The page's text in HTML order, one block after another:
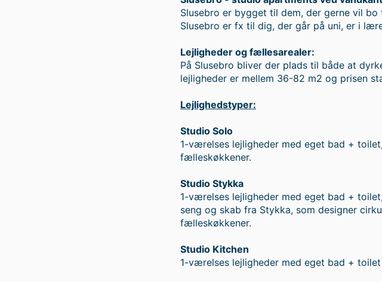
Slusebro er bygget til dem, der gerne vil
Slusebro er fx til dig, der går på uni, er i
Lejligheder og fællesarealer:
På Slusebro bliver der plads til både at
lejligheder er mellem 36-82 m2 og prisen
Lejlighedstyper:
Studio Solo
1-værelses lejligheder med eget bad +
fælleskøkkener.
Studio Stykka
1-værelses lejligheder med eget bad +
seng og skab fra Stykka, som designer
fælleskøkkener.
Studio Kitchen
1-værelses lejligheder med eget bad +